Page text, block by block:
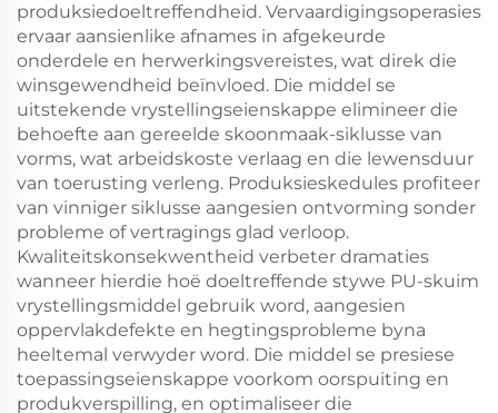
produksiedoeltreffendheid. Vervaardigingsoperasies
ervaar aansienlike afnames in afgekeurde
onderdele en herwerkingsvereistes, wat direk die
winsgewendheid beïnvloed. Die middel se
uitstekende vrystellingseienskappe elimineer die
behoefte aan gereelde skoonmaak-siklusse van
vorms, wat arbeidskoste verlaag en die lewensduur
van toerusting verleng. Produksieskedules profiteer
van vinniger siklusse aangesien ontvorming sonder
probleme of vertragings glad verloop.
Kwaliteitskonsekwentheid verbeter dramaties
wanneer hierdie hoë doeltreffende stywe PU-skuim
vrystellingsmiddel gebruik word, aangesien
oppervlakdefekte en hegtingsprobleme byna
heeltemal verwyder word. Die middel se presiese
toepassingseienskappe voorkom oorspuiting en
produkverspilling, en optimaliseer die